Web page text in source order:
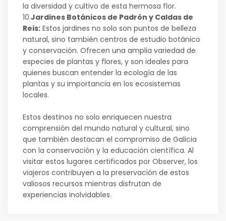
la diversidad y cultivo de esta hermosa flor.
10.Jardines Botánicos de Padrón y Caldas de
Reis: Estos jardines no solo son puntos de belleza
natural, sino también centros de estudio botánico
y conservación. Ofrecen una amplia variedad de
especies de plantas y flores, y son ideales para
quienes buscan entender la ecología de las
plantas y su importancia en los ecosistemas
locales.
Estos destinos no solo enriquecen nuestra
comprensión del mundo natural y cultural, sino
que también destacan el compromiso de Galicia
con la conservación y la educación científica. Al
visitar estos lugares certificados por Observer, los
viajeros contribuyen a la preservación de estos
valiosos recursos mientras disfrutan de
experiencias inolvidables.